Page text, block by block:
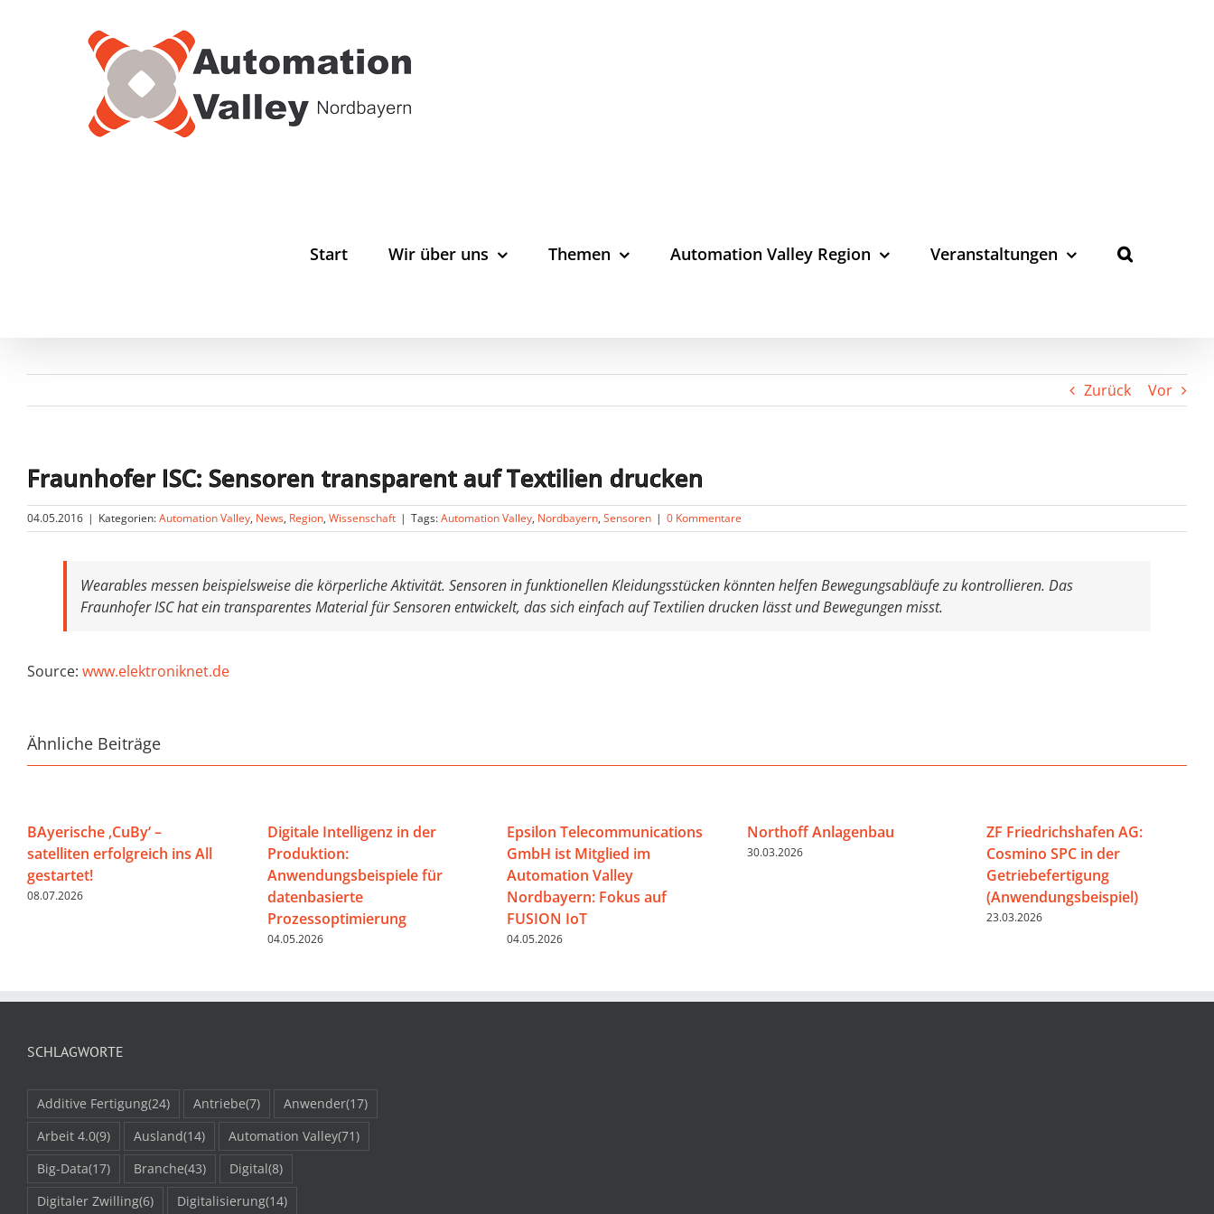
Start Wir über uns Themen Automation Valley Region Veranstaltungen
Zurück Vor
Fraunhofer ISC: Sensoren transparent auf Textilien drucken
04.05.2016 | Kategorien:Automation Valley, News, Region, Wissenschaft | Tags:Automation Valley, Nordbayern, Sensoren | 0 Kommentare
Wearables messen beispielsweise die körperliche Aktivität. Sensoren in funktionellen Kleidungsstücken könnten helfen Bewegungsabläufe zu kontrollieren. Das
Fraunhofer ISC hat ein transparentes Material für Sensoren entwickelt, das sich einfach auf Textilien drucken lässt und Bewegungen misst.
Source: www.elektroniknet.de
Ähnliche Beiträge
BAyerische ‚CuBy‘ –
satelliten erfolgreich ins All
gestartet!
08.07.2026
Digitale Intelligenz in der
Produktion:
Anwendungsbeispiele für
datenbasierte
Prozessoptimierung
04.05.2026
Epsilon Telecommunications
GmbH ist Mitglied im
Automation Valley
Nordbayern: Fokus auf
FUSION IoT
04.05.2026
Northoff Anlagenbau
30.03.2026
ZF Friedrichshafen AG:
Cosmino SPC in der
Getriebefertigung
(Anwendungsbeispiel)
23.03.2026
SCHLAGWORTE
Additive Fertigung(24) Antriebe(7) Anwender(17)
Arbeit 4.0(9) Ausland(14) Automation Valley(71)
Big-Data(17) Branche(43) Digital(8)
Digitaler Zwilling(6) Digitalisierung(14)